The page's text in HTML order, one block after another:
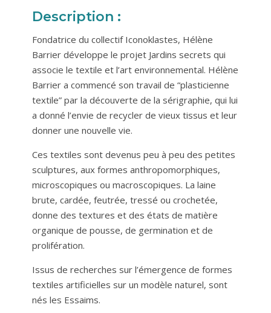
Description :
Fondatrice du collectif Iconoklastes, Hélène
Barrier développe le projet Jardins secrets qui
associe le textile et l’art environnemental. Hélène
Barrier a commencé son travail de “plasticienne
textile” par la découverte de la sérigraphie, qui lui
a donné l’envie de recycler de vieux tissus et leur
donner une nouvelle vie.
Ces textiles sont devenus peu à peu des petites
sculptures, aux formes anthropomorphiques,
microscopiques ou macroscopiques. La laine
brute, cardée, feutrée, tressé ou crochetée,
donne des textures et des états de matière
organique de pousse, de germination et de
prolifération.
Issus de recherches sur l’émergence de formes
textiles artificielles sur un modèle naturel, sont
nés les Essaims.